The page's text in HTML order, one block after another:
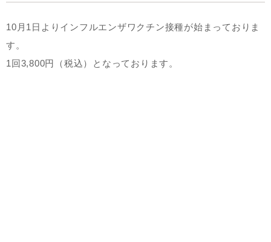
10月1日よりインフルエンザワクチン接種が始まっておりま
す。
1回3,800円（税込）となっております。